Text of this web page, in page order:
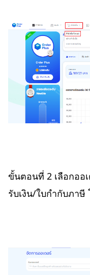
ขั้นตอนที่ 2 เลือกออ
รับเงิน/ใบกำกับภา